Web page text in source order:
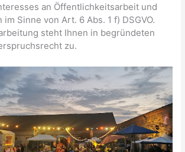
an Öffentlichkeitsarbeit und
Sinne von Art. 6 Abs. 1 f) DSGVO.
steht Ihnen in begründeten
zu.